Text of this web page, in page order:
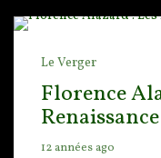
Le Verger
Florence
12 années ago